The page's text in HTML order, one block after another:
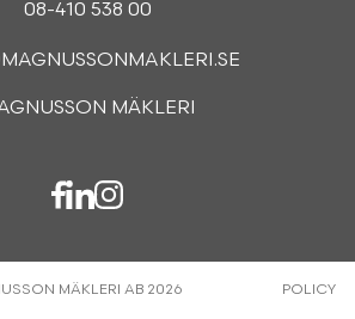
08-410 538 00
MÄKLERI
MÄKLERI AB 2026 POLICY